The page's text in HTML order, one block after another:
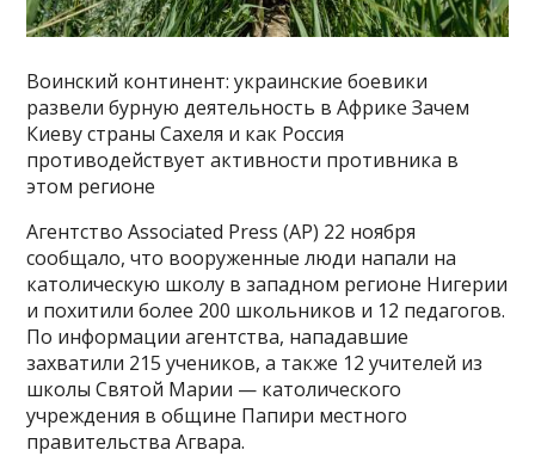
Воинский континент: украинские боевики
развели бурную деятельность в Африке Зачем
Киеву страны Сахеля и как Россия
противодействует активности противника в
этом регионе
Агентство Associated Press (AP) 22 ноября
сообщало, что вооруженные люди напали на
католическую школу в западном регионе Нигерии
и похитили более 200 школьников и 12 педагогов.
По информации агентства, нападавшие
захватили 215 учеников, а также 12 учителей из
школы Святой Марии — католического
учреждения в общине Папири местного
правительства Агвара.